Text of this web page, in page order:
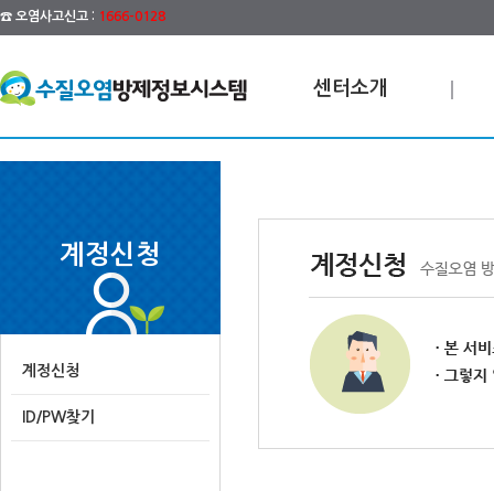
☎ 오염사고신고 : 1666-0128
센터소개
계정신청
계정신청
ID/PW찾기